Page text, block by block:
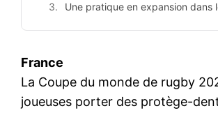
Une pratique en expansion dans
France
La Coupe du monde de rugby
joueuses porter des protège-